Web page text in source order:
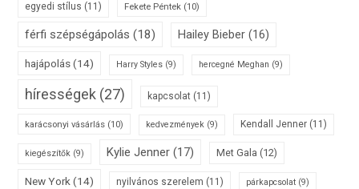
egyedi stílus (11) Fekete Péntek (10)
férfi szépségápolás (18) Hailey Bieber (16)
hajápolás(14) Harry Styles (9) hercegné Meghan (9)
hírességek (27) kapcsolat (11)
karácsonyi vásárlás (10) kedvezmények (9) Kendall Jenner (11)
kiegészítők (9) Kylie Jenner (17) Met Gala (12)
New York (14) nyilvános szerelem (11) párkapcsolat (9)